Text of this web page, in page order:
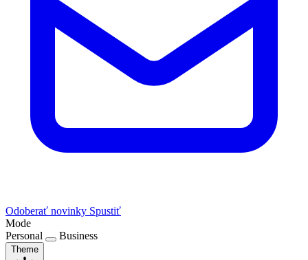
Odoberať novinky Spustiť
Mode
Personal
Business
Theme